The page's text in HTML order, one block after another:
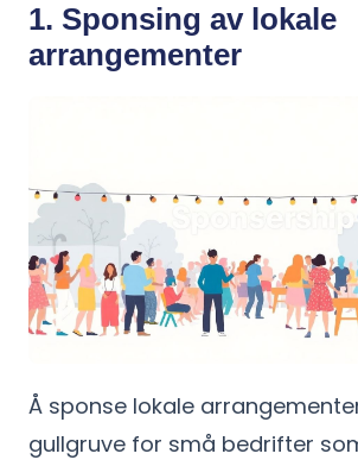
1. Sponsing av lokale
arrangementer
Å sponse lokale
gullgruve for små bedrifter